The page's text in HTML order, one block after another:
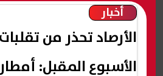
أخبار
الأرصاد تحذر من
الأسبوع المقبل: